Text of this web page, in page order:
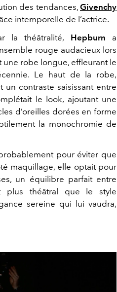
des tendances, Givenchy
intemporelle de l’actrice.
la théâtralité, Hepburn a
rouge audacieux lors
une robe longue, effleurant le
Le haut de la robe,
un contraste saisissant entre
le look, ajoutant une
d’oreilles dorées en forme
la monochromie de
pour éviter que
maquillage, elle optait pour
un équilibre parfait entre
plus théâtral que le style
sereine qui lui vaudra,